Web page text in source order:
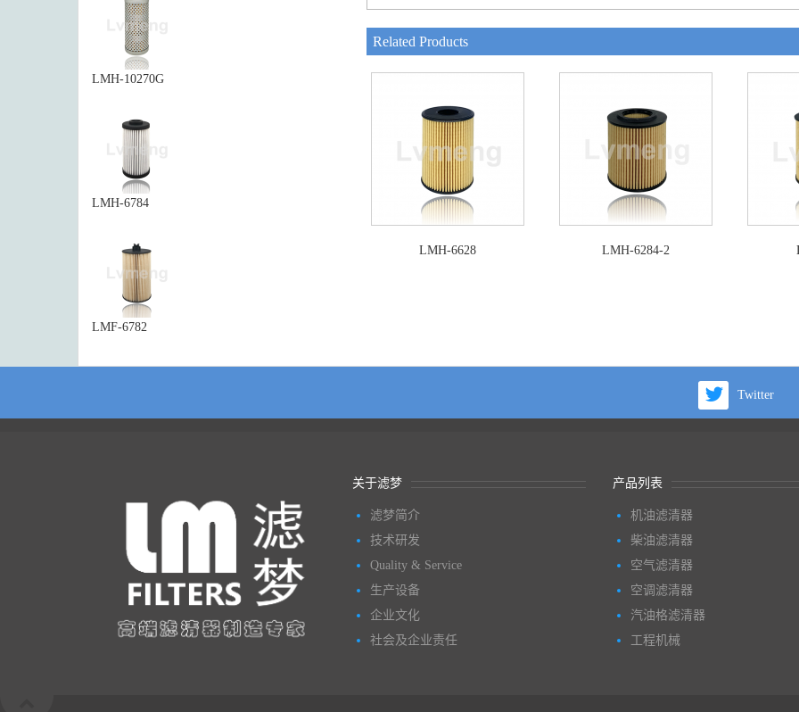
LMH-10270G
LMH-6784
LMF-6782
Related Products
LMH-6628 LMH-6284-2
Twitter
关于滤梦
滤梦简介
技术研发
Quality & Service
生产设备
企业文化
社会及企业责任
产品列表
机油滤清器
柴油滤清器
空气滤清器
空调滤清器
汽油格滤清器
工程机械